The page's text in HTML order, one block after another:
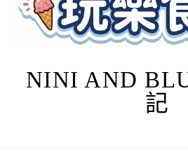
NINI AND
記